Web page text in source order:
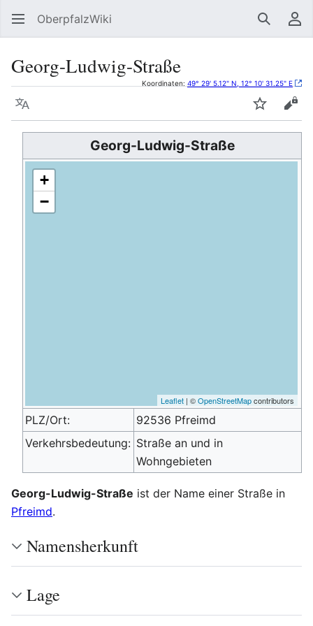
OberpfalzWiki Suchen
Georg-Ludwig-Straße
Sprache
Koordinaten: 49° 29' 5.12" N, 12° 10' 31.25" E
Georg-Ludwig-Straße
+
−
Leaflet | ©OpenStreetMapcontributors
PLZ/Ort:
92536 Pfreimd
Verkehrsbedeutung: Straße an und in
Wohngebieten
Georg-Ludwig-Straße ist der Name einer Straße in
Pfreimd.
Namensherkunft
Lage